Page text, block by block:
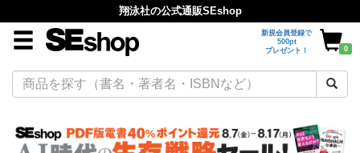
翔泳社の公式通販SEshop
新規会員登録で
500pt
プレゼント！
0